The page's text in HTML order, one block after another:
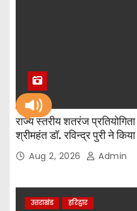
राज्य स्तरीय शतरंज
श्रीमहंत डॉ. रविन्द्र पुरी ने
Aug 2, 2026 Admin
उत्तराखंड हरिद्वार